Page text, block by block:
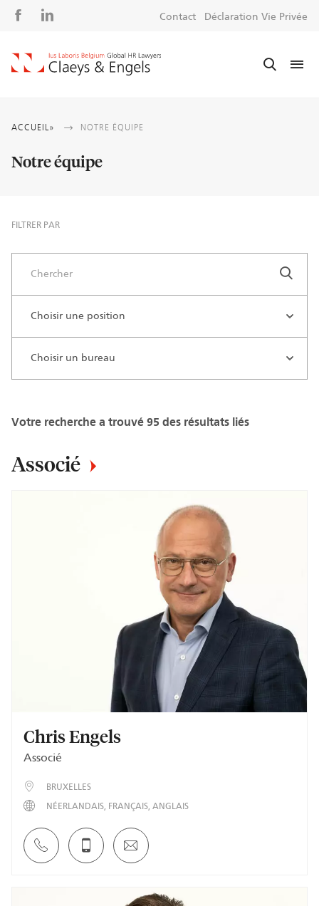
Social
Contact Déclaration Vie Privée
Fil
d'Ariane
ACCUEIL NOTRE ÉQUIPE
Notre équipe
FILTRER PAR
Votre recherche a trouvé 95 des résultats liés
Associé
Chris Engels
Associé
BRUXELLES
NÉERLANDAIS FRANÇAIS ANGLAIS